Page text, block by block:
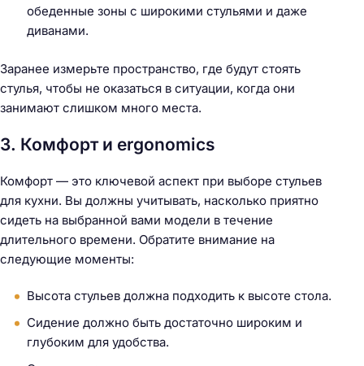
обеденные зоны с широкими стульями и даже
диванами.
Заранее измерьте пространство, где будут стоять
стулья, чтобы не оказаться в ситуации, когда они
занимают слишком много места.
3. Комфорт и ergonomics
Комфорт — это ключевой аспект при выборе стульев
для кухни. Вы должны учитывать, насколько приятно
сидеть на выбранной вами модели в течение
длительного времени. Обратите внимание на
следующие моменты:
Высота стульев должна подходить к высоте стола.
Сидение должно быть достаточно широким и
глубоким для удобства.